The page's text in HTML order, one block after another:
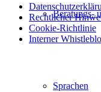
Beratungs-
Sprachen
Rechtlicher
Cookie-Richtlinie
Interner